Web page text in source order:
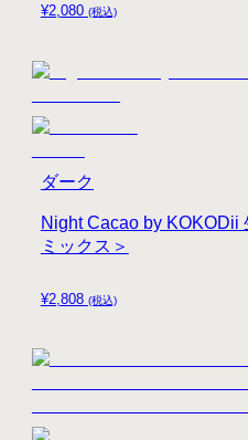
¥2,080 (税込)
¥2,808 (税込)
Night Cacao by KOKODii
ミックス＞
ダーク